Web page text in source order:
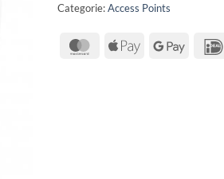
Categorie:Access Points
MasterCard
Apple
Google